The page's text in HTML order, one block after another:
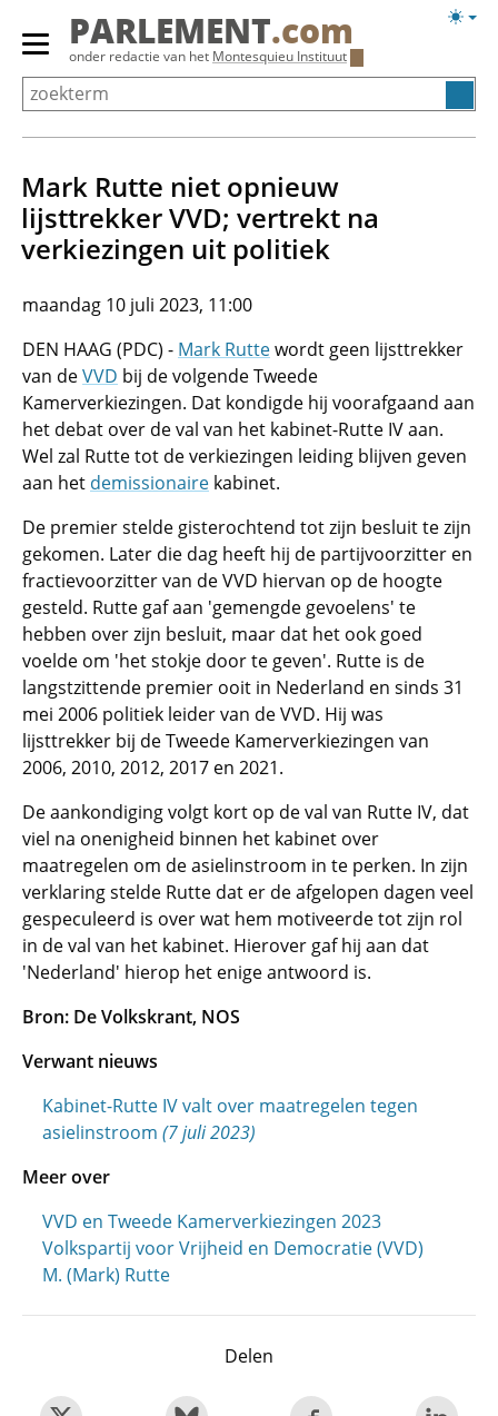
Overslaan
Primair
menu
tonen/verbergen
PARLEMENT.com
onder redactie van het Montesquieu Instituut
Mark Rutte niet opnieuw
lijsttrekker VVD; vertrekt na
verkiezingen uit politiek
maandag 10 juli 2023, 11:00
DEN HAAG (PDC) - Mark Ruttewordt geen lijsttrekker
van deVVD bij de volgende Tweede
Kamerverkiezingen. Dat kondigde hij voorafgaand aan
het debat over de val van het kabinet-Rutte IV aan.
Wel zal Rutte tot de verkiezingen leiding blijven geven
aan het demissionaire kabinet.
De premier stelde gisterochtend tot zijn besluit te zijn
gekomen. Later die dag heeft hij de partijvoorzitter en
fractievoorzitter van de VVD hiervan op de hoogte
gesteld. Rutte gaf aan 'gemengde gevoelens' te
hebben over zijn besluit, maar dat het ook goed
voelde om 'het stokje door te geven'. Rutte is de
langstzittende premier ooit in Nederland en sinds 31
mei 2006 politiek leider van de VVD. Hij was
lijsttrekker bij de Tweede Kamerverkiezingen van
2006, 2010, 2012, 2017 en 2021.
De aankondiging volgt kort op de val van Rutte IV, dat
viel na onenigheid binnen het kabinet over
maatregelen om de asielinstroom in te perken. In zijn
verklaring stelde Rutte dat er de afgelopen dagen veel
gespeculeerd is over wat hem motiveerde tot zijn rol
in de val van het kabinet. Hierover gaf hij aan dat
'Nederland' hierop het enige antwoord is.
Bron: De Volkskrant, NOS
Verwant nieuws
Kabinet-Rutte IV valt over maatregelen tegen
asielinstroom (7 juli 2023)
Meer over
VVD en Tweede Kamerverkiezingen 2023
Volkspartij voor Vrijheid en Democratie (VVD)
M. (Mark) Rutte
Delen